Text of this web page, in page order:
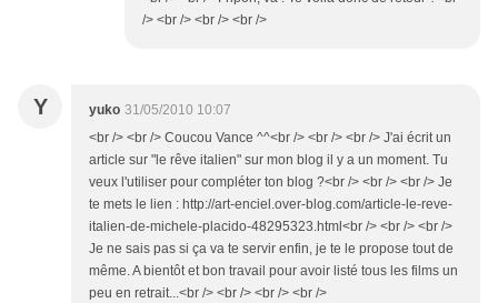
/> <br /> <br /> <br />
Y yuko 31/05/2010 10:07
<br /> <br /> Coucou Vance ^^<br /> <br /> <br /> J'ai écrit un
article sur "le rêve italien" sur mon blog il y a un moment. Tu
veux l'utiliser pour compléter ton blog ?<br /> <br /> <br /> Je
te mets le lien : http://art-enciel.over-blog.com/article-le-reve-
italien-de-michele-placido-48295323.html<br /> <br /> <br />
Je ne sais pas si ça va te servir enfin, je te le propose tout de
même. A bientôt et bon travail pour avoir listé tous les films un
peu en retrait...<br /> <br /> <br /> <br />